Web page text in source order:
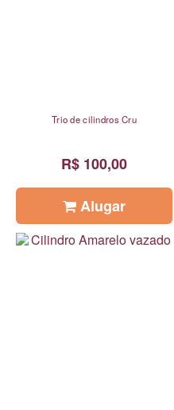
Trio de cilindros Cru
R$ 100,00
Alugar